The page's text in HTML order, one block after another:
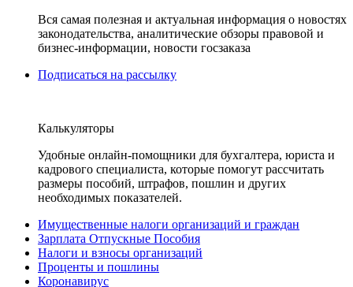
Вся самая полезная и актуальная информация о новостях
законодательства, аналитические обзоры правовой и
бизнес-информации, новости госзаказа
Подписаться на рассылку
Калькуляторы
Удобные онлайн-помощники для бухгалтера, юриста и
кадрового специалиста, которые помогут рассчитать
размеры пособий, штрафов, пошлин и других
необходимых показателей.
Имущественные налоги организаций и граждан
Зарплата Отпускные Пособия
Налоги и взносы организаций
Проценты и пошлины
Коронавирус